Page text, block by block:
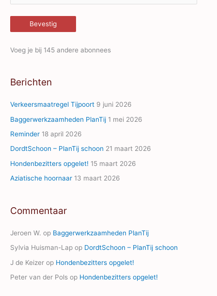
-
m
a
d
r
e
s
s
Bevestig
Voeg je bij 145 andere abonnees
Berichten
Verkeersmaatregel Tijpoort 9 juni 2026
Baggerwerkzaamheden PlanTij 1 mei 2026
Reminder 18 april 2026
DordtSchoon – PlanTij schoon 21 maart 2026
Hondenbezitters opgelet! 15 maart 2026
Aziatische hoornaar 13 maart 2026
Commentaar
Jeroen W. op Baggerwerkzaamheden PlanTij
Sylvia Huisman-Lap op DordtSchoon – PlanTij schoon
J de Keizer op Hondenbezitters opgelet!
Peter van der Pols op Hondenbezitters opgelet!